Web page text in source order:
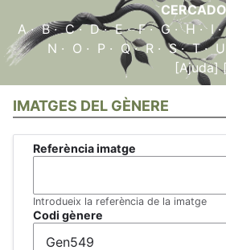
A·B·C·D·E·F·G·H · I
N · O · P · Q·R ·S·T·U
[Ajuda]
IMATGES DEL GÈNERE
Referència imatge
Introdueix la referència de la imatge
Codi gènere